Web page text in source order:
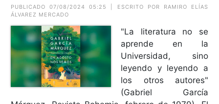
PUBLICADO 07/08/2024 05:25 | ESCRITO POR RAMIRO ELÍAS
ÁLVAREZ MERCADO
"La literatura no se
aprende en la
Universidad, sino
leyendo y leyendo a
los otros autores"
(Gabriel García